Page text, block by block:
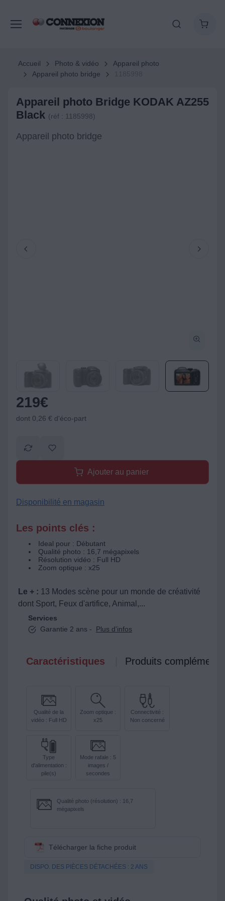
Accueil Photo & vidéo
Appareil photo
Appareil photo bridge
Appareil photo Bridge KODAK AZ255
Black (réf : 1185998)
Appareil photo bridge
219€
dont 0,26 € d'éco-part
Ajouter au panier
Disponibilité en magasin
Les points clés :
Ideal pour : Débutant
Qualité photo : 16,7 mégapixels
Résolution vidéo : Full HD
Zoom optique : x25
Le + : 13 Modes scène pour un monde de créativité
dont Sport, Feux d'artifice, Animal,...
Services
Garantie 2 ans -
Plus d'infos
Caractéristiques Produits
Qualité de la
vidéo : Full HD
Zoom optique :
x25
Connectivité :
Non concerné
Type
d'alimentation :
pile(s)
Mode rafale : 5
images /
secondes
Qualité photo (résolution) : 16,7
mégapixels
Télécharger la fiche produit
DISPO. DES PIÈCES DÉTACHÉES : 2 ANS